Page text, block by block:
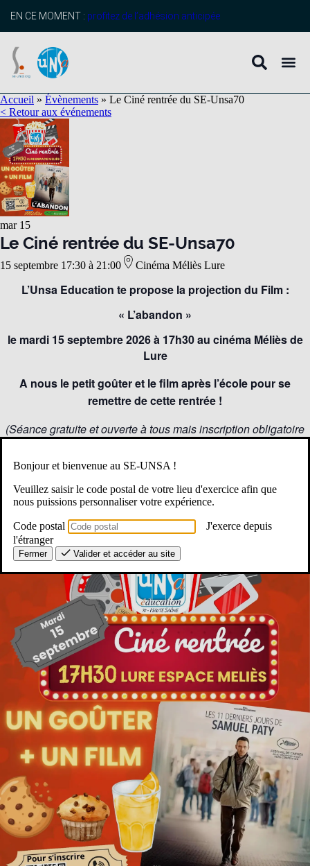
EN CE MOMENT : profitez de l’adhésion anticipée
Accueil » Évènements » Le Ciné rentrée du SE-Unsa70
< Retour aux événements
mar 15
Le Ciné rentrée du SE-Unsa70
15 septembre 17:30 à 21:00 Cinéma Méliès Lure
L’Unsa Education te propose la projection du Film :
« L’abandon »
le mardi 15 septembre 2026 à 17h30 au cinéma Méliès de
Lure
A nous le petit goûter et le film après l’école pour se
remettre de cette rentrée !
(Séance gratuite et ouverte à tous mais inscription obligatoire
Réunion d’information Syndicale Déductible des 108h…
Bonjour et bienvenue au SE-UNSA !
Veuillez saisir le code postal de votre lieu d'exercice afin que
nous puissions personnaliser votre expérience.
Code postal
J'exerce depuis
l'étranger
Fermer Valider et accéder au site